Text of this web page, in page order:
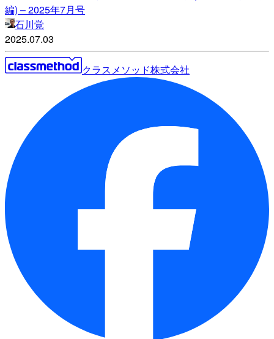
編) – 2025年7月号
石川覚
2025.07.03
クラスメソッド株式会社